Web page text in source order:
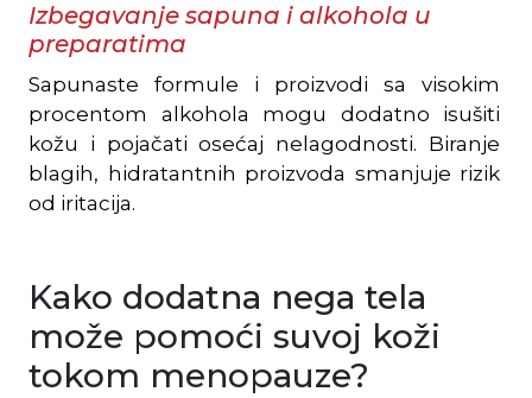
Izbegavanje sapuna i alkohola u
preparatima
Sapunaste formule i proizvodi sa visokim
procentom alkohola mogu dodatno isušiti
kožu i pojačati osećaj nelagodnosti. Biranje
blagih, hidratantnih proizvoda smanjuje rizik
od iritacija.
Kako dodatna nega tela
može pomoći suvoj koži
tokom menopauze?